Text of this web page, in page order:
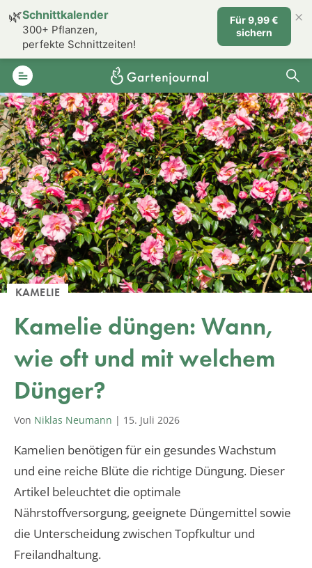
KAMELIE
Kamelie düngen: Wann,
wie oft und mit welchem
Dünger?
Von Niklas Neumann | 15. Juli 2026
Kamelien benötigen für ein gesundes Wachstum
und eine reiche Blüte die richtige Düngung. Dieser
Artikel beleuchtet die optimale
Nährstoffversorgung, geeignete Düngemittel sowie
die Unterscheidung zwischen Topfkultur und
Freilandhaltung.
🌿Schnittkalender
300+ Pflanzen,
perfekte Schnittzeiten!
Für 9,99 €
sichern
×